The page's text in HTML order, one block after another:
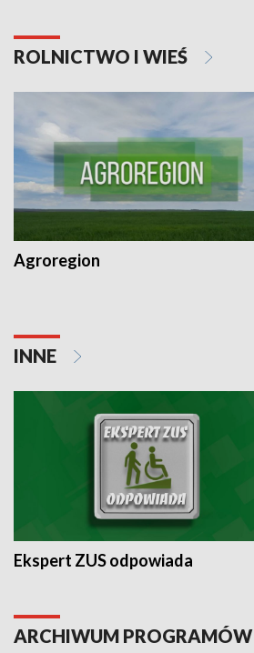
ROLNICTWO I WIEŚ
Agroregion
INNE
Ekspert ZUS odpowiada
ARCHIWUM PROGRAMÓW